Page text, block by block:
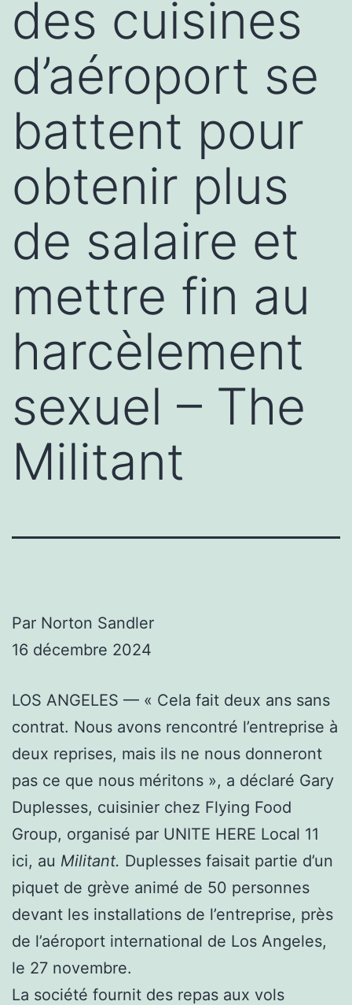
des cuisines
d’aéroport se
battent pour
obtenir plus
de salaire et
mettre fin au
harcèlement
sexuel – The
Militant
Par Norton Sandler
16 décembre 2024
LOS ANGELES — « Cela fait deux ans sans
contrat. Nous avons rencontré l’entreprise à
deux reprises, mais ils ne nous donneront
pas ce que nous méritons », a déclaré Gary
Duplesses, cuisinier chez Flying Food
Group, organisé par UNITE HERE Local 11
ici, au Militant. Duplesses faisait partie d’un
piquet de grève animé de 50 personnes
devant les installations de l’entreprise, près
de l’aéroport international de Los Angeles,
le 27 novembre.
La société fournit des repas aux vols